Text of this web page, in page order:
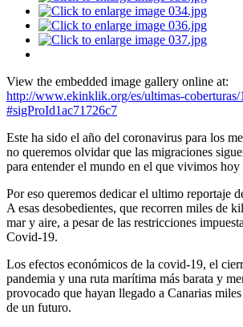
View the embedded image gallery online at:
http://www.ekinklik.org/es/ultimas-coberturas/
#sigProId1ac71726c7
Este ha sido el año del coronavirus para los
no queremos olvidar que las migraciones
para entender el mundo en el que vivimos hoy
Por eso queremos dedicar el ultimo reportaje
A esas desobedientes, que recorren miles de
mar y aire, a pesar de las restricciones
Covid-19.
Los efectos económicos de la covid-19, el
pandemia y una ruta marítima más barata y
provocado que hayan llegado a Canarias miles
de un futuro.